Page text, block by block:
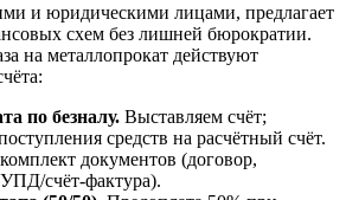
и юридическими лицами, предлагает
схем без лишней бюрократии.
на металлопрокат действуют
по безналу. Выставляем счёт;
средств на расчётный счёт.
документов (договор,
счёт-фактура).